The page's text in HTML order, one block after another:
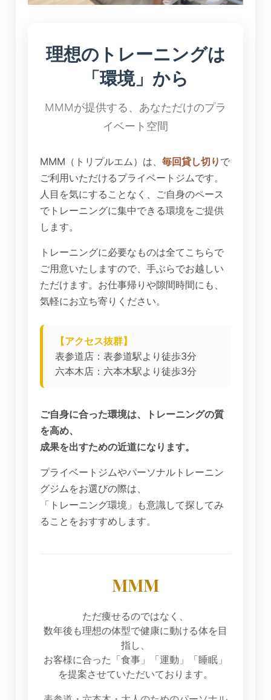
理想のトレーニングは
「環境」から
MMMが提供する、あなただけのプラ
イベート空間
MMM（トリプルエム）は、毎回貸し切り で
ご利用いただけるプライベートジムです。
人目を気にすることなく、ご自身のペース
でトレーニングに集中できる環境をご提供
します。
トレーニングに必要なものは全てこちらで
ご用意いたしますので、手ぶらでお越しい
ただけます。お仕事帰りや隙間時間にも、
気軽にお立ち寄りください。
【アクセス抜群】
表参道店：表参道駅より徒歩3分
六本木店：六本木駅より徒歩3分
ご自身に合った環境は、トレーニングの質
を高め、
成果を出すための近道になります。
プライベートジムやパーソナルトレーニン
グジムをお選びの際は、
「トレーニング環境」も意識して探してみ
ることをおすすめします。
MMM
ただ痩せるのではなく、
数年後も理想の体型で健康に動ける体を目
指し、
お客様に合った「食事」「運動」「睡眠」
を提案させていただいております。